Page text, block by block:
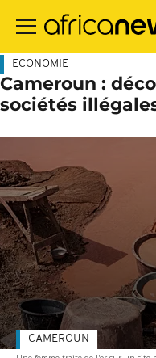
contenu
ECONOMIE
Cameroun :
sociétés
CAMEROUN